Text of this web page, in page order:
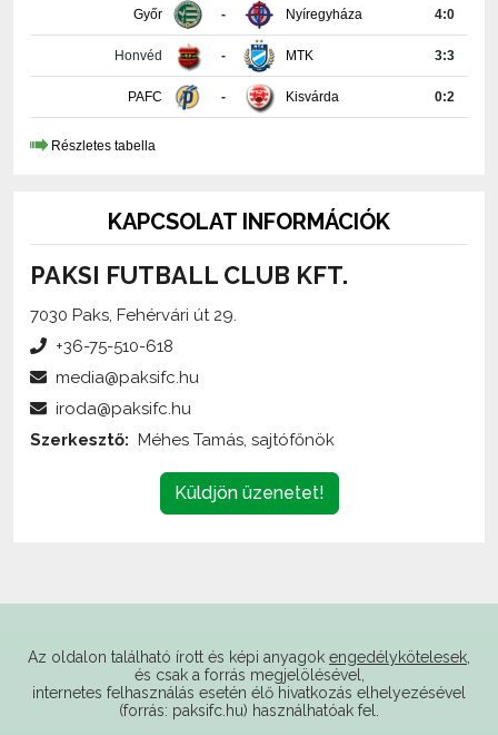
Honvéd MTK 3:3
PAFC Kisvárda 0:2
Részletes tabella
PAKSI FUTBALL CLUB KFT.
7030 Paks, Fehérvári út 29.
Küldjön üzenetet!
internetes felhasználás esetén élő hivatkozás elhelyezésével
(forrás: paksifc.hu) használhatóak fel.
Támogatóink